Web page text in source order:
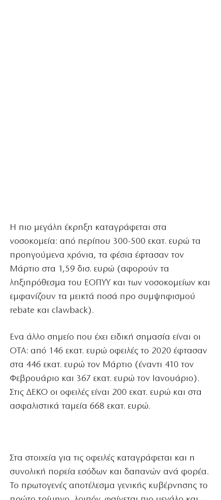
Η πιο μεγάλη έκρηξη καταγράφεται στα
νοσοκομεία: από περίπου 300-500 εκατ. ευρώ τα
προηγούμενα χρόνια, τα φέσια έφτασαν τον
Μάρτιο στα 1,59 δισ. ευρώ (αφορούν τα
ληξιπρόθεσμα του ΕΟΠΥΥ και των νοσοκομείων και
εμφανίζουν τα μεικτά ποσά προ συμψηφισμού
rebate και clawback).
Ενα άλλο σημείο που έχει ειδική σημασία είναι οι
ΟΤΑ: από 146 εκατ. ευρώ οφειλές το 2020 έφτασαν
στα 446 εκατ. ευρώ τον Μάρτιο (έναντι 410 τον
Φεβρουάριο και 367 εκατ. ευρώ τον Ιανουάριο).
Στις ΔΕΚΟ οι οφειλές είναι 200 εκατ. ευρώ και στα
ασφαλιστικά ταμεία 668 εκατ. ευρώ.
Στα στοιχεία για τις οφειλές καταγράφεται και η
συνολική πορεία εσόδων και δαπανών ανά φορέα.
Το πρωτογενές αποτέλεσμα γενικής κυβέρνησης το